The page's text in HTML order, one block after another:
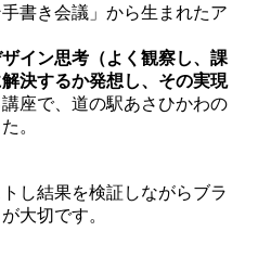
書き会議」から生まれたア
イン思考（よく観察し、課
決するか発想し、その実現
座で、道の駅あさひかわの
。
し結果を検証しながらブラ
大切です。